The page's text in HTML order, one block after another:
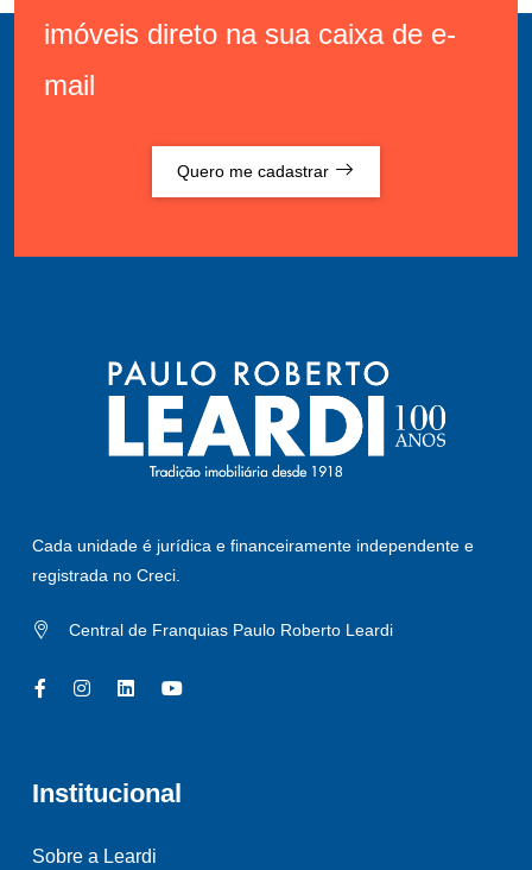
imóveis direto na sua caixa de e-
mail
Quero me cadastrar
Cada unidade é jurídica e financeiramente independente e
registrada no Creci.
Central de Franquias Paulo Roberto Leardi
Institucional
Sobre a Leardi